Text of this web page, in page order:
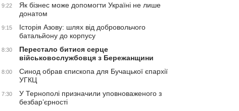
9:22
Як бізнес може допомогти Україні не лише
донатом
9:15
Історія Азову: шлях від добровольчого
батальйону до корпусу
8:30
Перестало битися серце
військовослужбовця з Бережанщини
8:00
Синод обрав єпископа для Бучацької єпархії
УГКЦ
7:30
У Тернополі призначили уповноваженого з
безбар’єрності